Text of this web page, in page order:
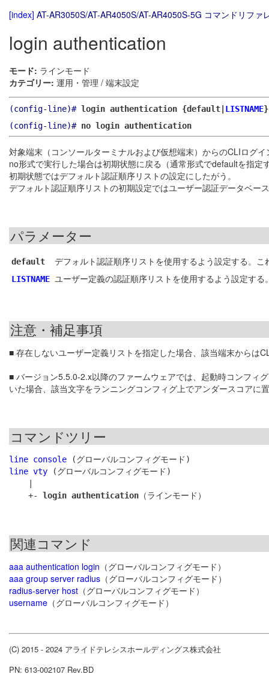
[index] AT-AR3050S/AT-AR4050S/AT-AR4050S-5G コマンドリファ
login authentication
モード: ラインモード
カテゴリー: 運用・管理 / 端末設定
(config-line)# login authentication {default| LISTNAME}
(config-line)# no login authentication
対象端末（コンソールターミナルおよび仮想端末）からのCLIログ
no形式で実行した場合は初期状態に戻る（通常形式でdefaultを指定
初期状態ではデフォルト認証順序リストの設定にしたがう。
デフォルト認証順序リストの初期設定ではユーザー認証データベー
パラメーター
default デフォルト認証順序リストを使用するよう設定する。
LISTNAME ユーザー定義の認証順序リストを使用するよう設定する
注意・補足事項
■ 存在しないユーザー定義リストを指定した場合、該当端末からは
■ バージョン5.5.0-2.x以降のファームウェアでは、起動時コンフィ
いた場合、該当文字をランニングコンフィグ上でアンダースコアに
コマンドツリー
line console
line vty (グローバルコンフィグモード)
    +-
login authentication
関連コマンド
aaa authentication login （グローバルコンフィグモード）
aaa group server radius （グローバルコンフィグモード）
radius-server host （グローバルコンフィグモード）
username （グローバルコンフィグモード）
(C) 2015 - 2024 アライドテレシスホールディングス株式会社
PN: 613-002107 Rev.BD